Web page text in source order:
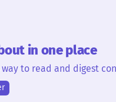
in one place
way to read and digest